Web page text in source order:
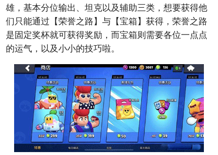
雄，基本分位输出、坦克以及辅助三类，想要获得他
们只能通过【荣誉之路】与【宝箱】获得，荣誉之路
是固定奖杯就可获得奖励，而宝箱则需要各位一点点
的运气，以及小小的技巧啦。